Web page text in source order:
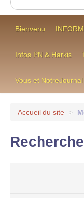
Bienvenu
Infos PN & Harkis
Vous et NotreJournal
Accueil du site >